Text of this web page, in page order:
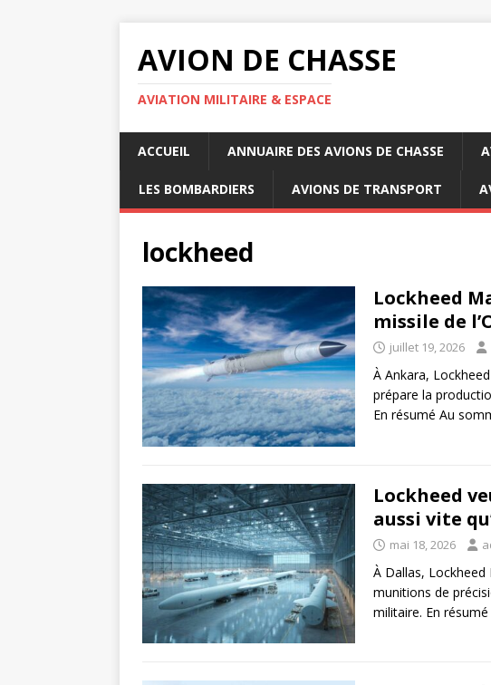
AVION DE CHASSE
AVIATION MILITAIRE & ESPACE
ACCUEIL ANNUAIRE DES AVIONS DE CHASSE
LES BOMBARDIERS AVIONS DE TRANSPORT
lockheed
Lockheed
missile de
juillet 19, 2026
À Ankara,
prépare la
En résumé Au
Lockheed
aussi vite
mai 18, 2026
À Dallas,
munitions de
militaire. En